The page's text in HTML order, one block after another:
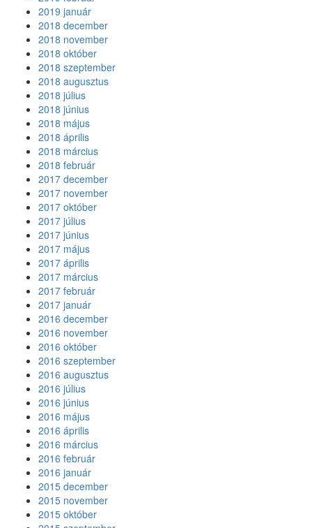
2019 január
2018 december
2018 november
2018 október
2018 szeptember
2018 augusztus
2018 július
2018 június
2018 május
2018 április
2018 március
2018 február
2017 december
2017 november
2017 október
2017 július
2017 június
2017 május
2017 április
2017 március
2017 február
2017 január
2016 december
2016 november
2016 október
2016 szeptember
2016 augusztus
2016 július
2016 június
2016 május
2016 április
2016 március
2016 február
2016 január
2015 december
2015 november
2015 október